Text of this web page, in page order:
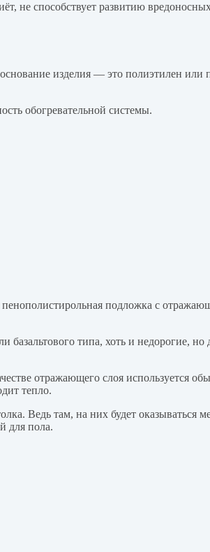
не способствует развитию
изделия — это полиэтилен или
обогревательной системы.
подложка с
типа, хоть и недорогие, но
отражающего слоя используется
тепло.
Ведь там, на них будет оказываться
для пола.